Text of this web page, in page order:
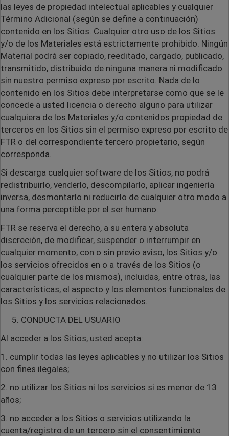
las leyes de propiedad intelectual aplicables y cualquier
Término Adicional (según se define a continuación)
contenido en los Sitios. Cualquier otro uso de los Sitios
y/o de los Materiales está estrictamente prohibido. Ningún
Material podrá ser copiado, reeditado, cargado, publicado,
transmitido, distribuido de ninguna manera ni modificado
sin nuestro permiso expreso por escrito. Nada de lo
contenido en los Sitios debe interpretarse como que se le
concede a usted licencia o derecho alguno para utilizar
cualquiera de los Materiales y/o contenidos propiedad de
terceros en los Sitios sin el permiso expreso por escrito de
FTR o del correspondiente tercero propietario, según
corresponda.
Si descarga cualquier software de los Sitios, no podrá
redistribuirlo, venderlo, descompilarlo, aplicar ingeniería
inversa, desmontarlo ni reducirlo de cualquier otro modo a
una forma perceptible por el ser humano.
FTR se reserva el derecho, a su entera y absoluta
discreción, de modificar, suspender o interrumpir en
cualquier momento, con o sin previo aviso, los Sitios y/o
los servicios ofrecidos en o a través de los Sitios (o
cualquier parte de los mismos), incluidas, entre otras, las
características, el aspecto y los elementos funcionales de
los Sitios y los servicios relacionados.
CONDUCTA DEL USUARIO
Al acceder a los Sitios, usted acepta:
1. cumplir todas las leyes aplicables y no utilizar los Sitios
con fines ilegales;
2. no utilizar los Sitios ni los servicios si es menor de 13
años;
3. no acceder a los Sitios o servicios utilizando la
cuenta/registro de un tercero sin el consentimiento